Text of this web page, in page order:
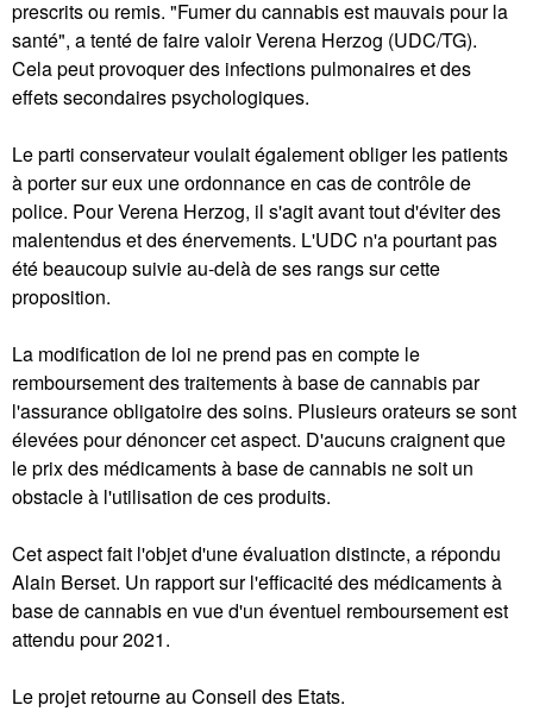
prescrits ou remis. "Fumer du cannabis est mauvais pour la
santé", a tenté de faire valoir Verena Herzog (UDC/TG).
Cela peut provoquer des infections pulmonaires et des
effets secondaires psychologiques.
Le parti conservateur voulait également obliger les patients
à porter sur eux une ordonnance en cas de contrôle de
police. Pour Verena Herzog, il s'agit avant tout d'éviter des
malentendus et des énervements. L'UDC n'a pourtant pas
été beaucoup suivie au-delà de ses rangs sur cette
proposition.
La modification de loi ne prend pas en compte le
remboursement des traitements à base de cannabis par
l'assurance obligatoire des soins. Plusieurs orateurs se sont
élevées pour dénoncer cet aspect. D'aucuns craignent que
le prix des médicaments à base de cannabis ne soit un
obstacle à l'utilisation de ces produits.
Cet aspect fait l'objet d'une évaluation distincte, a répondu
Alain Berset. Un rapport sur l'efficacité des médicaments à
base de cannabis en vue d'un éventuel remboursement est
attendu pour 2021.
Le projet retourne au Conseil des Etats.